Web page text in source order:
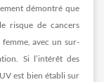
démontré que
risque de cancers
femme, avec un sur-
Si l’intérêt des
est bien établi sur